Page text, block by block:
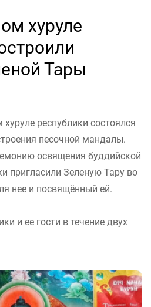
хуруле
Тары
республики состоялся
песочной мандалы.
освящения буддийской
пригласили Зеленую Тару во
нее и посвящённый ей.
и ее гости в течение двух